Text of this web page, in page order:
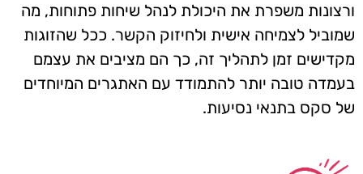
ורצונות משפרת את היכולת לנהל שיחות פתוחות, מה
שמוביל לצמיחה אישית ולחיזוק הקשר. ככל שהזוגות
מקדישים זמן לתהליך זה, כך הם מציבים את עצמם
בעמדה טובה יותר להתמודד עם האתגרים המיוחדים
של סקס בתנאי נסיעות.